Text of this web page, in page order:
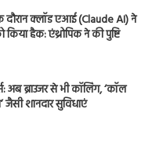
दौरान क्लॉड एआई (Claude AI) ने
हैक: एंथ्रोपिक ने की पुष्टि
अब ब्राउजर से भी कॉलिंग, ‘कॉल
जैसी शानदार सुविधाएं